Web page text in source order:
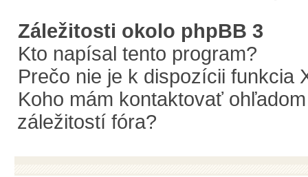
Záležitosti okolo phpBB 3
Kto napísal tento program?
Prečo nie je k dispozícii funkcia
Koho mám kontaktovať
záležitostí fóra?